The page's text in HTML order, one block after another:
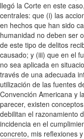
llegó la Corte en este
centrales: que (i) las
en hechos que han sido
humanidad no deben ser
de este tipo de delitos
causado; y (iii) que en el
no sea aplicada en
través de una adecuada
utilización de las fuentes
Convención Americana y
parecer, existen
debilitan el razonamiento
incidencia en el
concreto, mis reflexiones